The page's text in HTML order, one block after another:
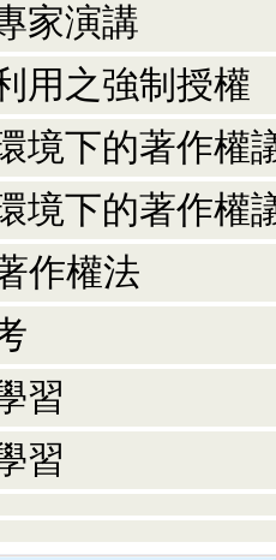
家演講
用之強制授權
境下的著作權
境下的著作權
作權法
習
習